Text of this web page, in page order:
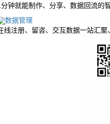
钟就能制作、分享、数据回流的
数据管理
线注册、留咨、交互数据一站汇聚